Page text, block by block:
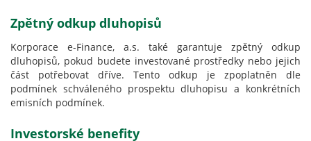
Zpětný odkup dluhopisů
Korporace e-Finance, a.s. také garantuje zpětný odkup
dluhopisů, pokud budete investované prostředky nebo jejich
část potřebovat dříve. Tento odkup je zpoplatněn dle
podmínek schváleného prospektu dluhopisu a konkrétních
emisních podmínek.
Investorské benefity